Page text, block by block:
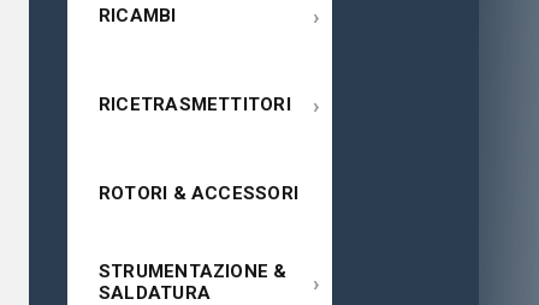
RICAMBI ›
RICETRASMETTITORI ›
ROTORI & ACCESSORI
STRUMENTAZIONE &
SALDATURA
›